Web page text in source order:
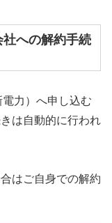
への解約手続
力）へ申し込む
は自動的に行われ
はご自身での解約